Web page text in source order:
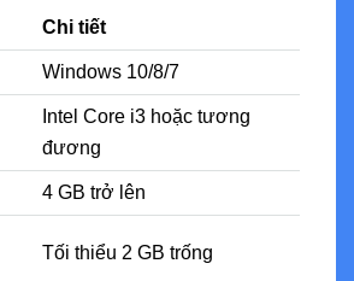
Chi tiết
Windows 10/8/7
Intel Core i3 hoặc tương
đương
4 GB trở lên
Tối thiểu 2 GB trống